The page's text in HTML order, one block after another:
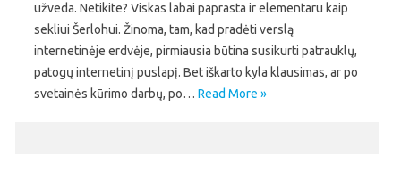
užveda. Netikite? Viskas labai paprasta ir elementaru kaip
sekliui Šerlohui. Žinoma, tam, kad pradėti verslą
internetinėje erdvėje, pirmiausia būtina susikurti patrauklų,
patogų internetinį puslapį. Bet iškarto kyla klausimas, ar po
svetainės kūrimo darbų, po… Read More »